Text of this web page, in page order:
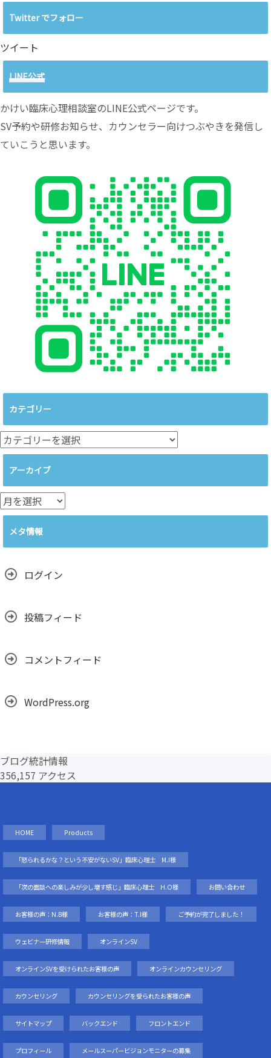
Twitter でフォロー
ツイート
LINE公式
かけい臨床心理相談室のLINE公式ページです。
SV予約や研修お知らせ、カウンセラー向けつぶやきを発信し
ていこうと思います。
カテゴリー
カ
テ
ー
アーカイブ
ア
ー
メタ情報
ログイン
投稿フィード
コメントフィード
WordPress.org
ブログ統計情報
356,157 アクセス
HOME Products
「怒られるかな？という不安がないSV」臨床心理士 M.I様
「次の面談への楽しみが少し増す感じ」臨床心理士 H.O様 お問い合わせ
お客様の声：N.B様 お客様の声：T.I様 ご予約が完了しました！
ウェビナー研修情報 オンラインSV
オンラインSVを受けられたお客様の声 オンラインカウンセリング
カウンセリング カウンセリングを受られたお客様の声
サイトマップ バックエンド フロントエンド
プロフィール メールスーパービジョンモニターの募集